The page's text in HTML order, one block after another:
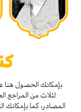
بإمكانك الحصول هنا
لثلاث من المراجع
المصادر، كما